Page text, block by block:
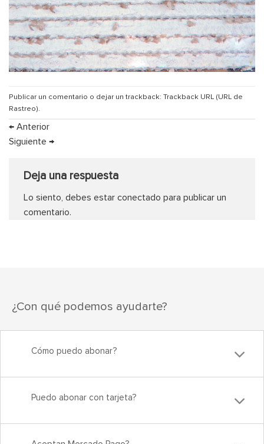
Publicar un comentario o dejar un trackback: Trackback URL (URL de
Rastreo).
← Anterior
Siguiente →
Deja una respuesta
Lo siento, debes estar conectado para publicar un
comentario.
¿Con qué podemos ayudarte?
Cómo puedo abonar?
Puedo abonar con tarjeta?